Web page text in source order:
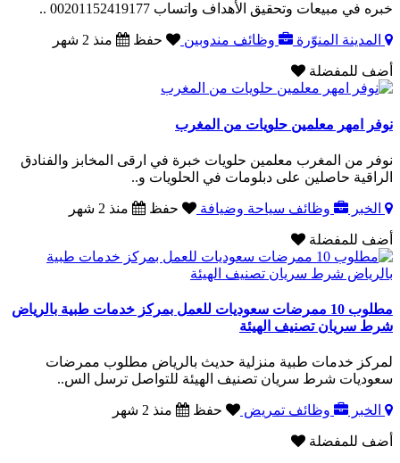
خبره في مبيعات وتحقيق الأهداف واتساب 00201152419177 ..
المدينة المنوّرة وظائف مندوبين حفظ منذ 2 شهر
أضف للمفضلة
نوفر امهر معلمين حلويات من المغرب
نوفر من المغرب معلمين حلويات خبرة في ارقى المخابز والفنادق
الراقية حاصلين على دبلومات في الحلويات و..
الخبر وظائف سياحة وضيافة حفظ منذ 2 شهر
أضف للمفضلة
مطلوب 10 ممرضات سعوديات للعمل بمركز خدمات طبية بالرياض
شرط سريان تصنيف الهيئة
لمركز خدمات طبية منزلية حديث بالرياض مطلوب ممرضات
سعوديات شرط سريان تصنيف الهيئة للتواصل ترسل الس..
الخبر وظائف تمريض حفظ منذ 2 شهر
أضف للمفضلة